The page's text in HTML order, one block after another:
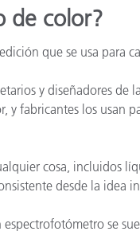
de Cosméticos
de color?
que se usa para
y diseñadores de
fabricantes los usan
cosa, incluidos
desde la idea
se